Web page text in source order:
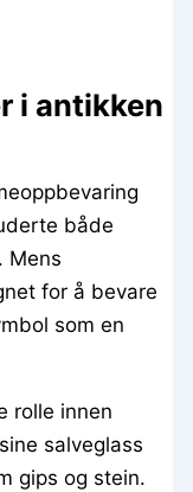
i antikken
både
Mens
for å bevare
som en
rolle innen
salveglass
gips og stein.